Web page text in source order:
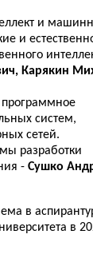
и
и
Карякин
систем,
сетей.
разработки
- Сушко
в
в